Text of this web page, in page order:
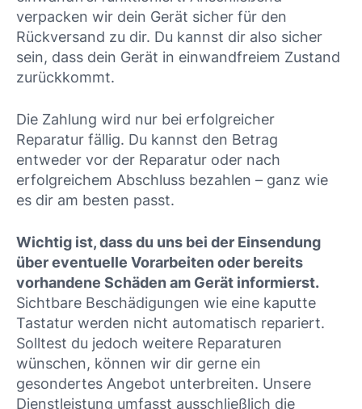
verpacken wir dein Gerät sicher für den
Rückversand zu dir. Du kannst dir also sicher
sein, dass dein Gerät in einwandfreiem Zustand
zurückkommt.
Die Zahlung wird nur bei erfolgreicher
Reparatur fällig. Du kannst den Betrag
entweder vor der Reparatur oder nach
erfolgreichem Abschluss bezahlen – ganz wie
es dir am besten passt.
Wichtig ist, dass du uns bei der Einsendung
über eventuelle Vorarbeiten oder bereits
vorhandene Schäden am Gerät informierst.
Sichtbare Beschädigungen wie eine kaputte
Tastatur werden nicht automatisch repariert.
Solltest du jedoch weitere Reparaturen
wünschen, können wir dir gerne ein
gesondertes Angebot unterbreiten. Unsere
Dienstleistung umfasst ausschließlich die